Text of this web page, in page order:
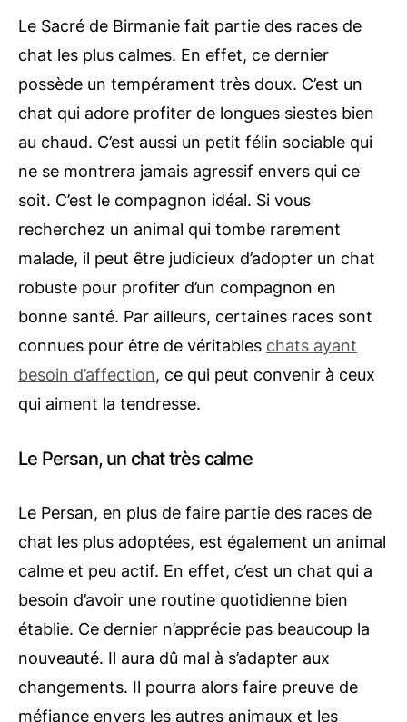
Le Sacré de Birmanie fait partie des races de
chat les plus calmes. En effet, ce dernier
possède un tempérament très doux. C’est un
chat qui adore profiter de longues siestes bien
au chaud. C’est aussi un petit félin sociable qui
ne se montrera jamais agressif envers qui ce
soit. C’est le compagnon idéal. Si vous
recherchez un animal qui tombe rarement
malade, il peut être judicieux d’adopter un chat
robuste pour profiter d’un compagnon en
bonne santé. Par ailleurs, certaines races sont
connues pour être de véritables chats ayant
besoin d’affection, ce qui peut convenir à ceux
qui aiment la tendresse.
Le Persan, un chat très calme
Le Persan, en plus de faire partie des races de
chat les plus adoptées, est également un animal
calme et peu actif. En effet, c’est un chat qui a
besoin d’avoir une routine quotidienne bien
établie. Ce dernier n’apprécie pas beaucoup la
nouveauté. Il aura dû mal à s’adapter aux
changements. Il pourra alors faire preuve de
méfiance envers les autres animaux et les